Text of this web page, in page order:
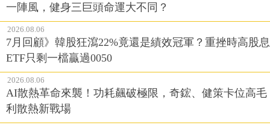
一陣風，健身三巨頭命運大不同？
2026.08.06
7月回顧》韓股狂瀉22%竟還是績效冠軍？重挫時高股息
ETF只剩一檔贏過0050
2026.08.06
AI散熱革命來襲！功耗飆破極限，奇鋐、健策卡位高毛
利散熱新戰場